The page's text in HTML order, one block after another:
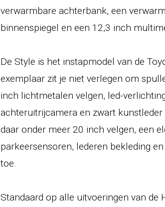
verwarmbare achterbank, een
binnenspiegel en een 12,3 inch
De Style is het instapmodel van de
exemplaar zit je niet verlegen om
inch lichtmetalen velgen, led-
achteruitrijcamera en zwart
daar onder meer 20 inch velgen, een
parkeersensoren, lederen bekleding
toe.
Standaard op alle uitvoeringen van de